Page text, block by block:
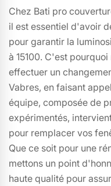
Chez Bati pro
il est essentiel d'avoir
pour garantir la
à 15100. C'est
effectuer un
Vabres, en faisant
équipe, composée de
expérimentés,
pour remplacer vos
Que ce soit pour une
mettons un point
haute qualité pour